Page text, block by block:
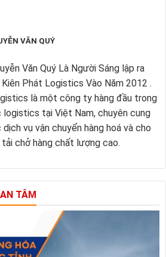
VĂN QUÝ
Văn Quý Là Người Sáng lập ra
Kiên Phát Logistics Vào Năm 2012 .
là một công ty hàng đầu trong
logistics tại Việt Nam, chuyên cung
vụ vận chuyển hàng hoá và cho
chở hàng chất lượng cao.
TÂM